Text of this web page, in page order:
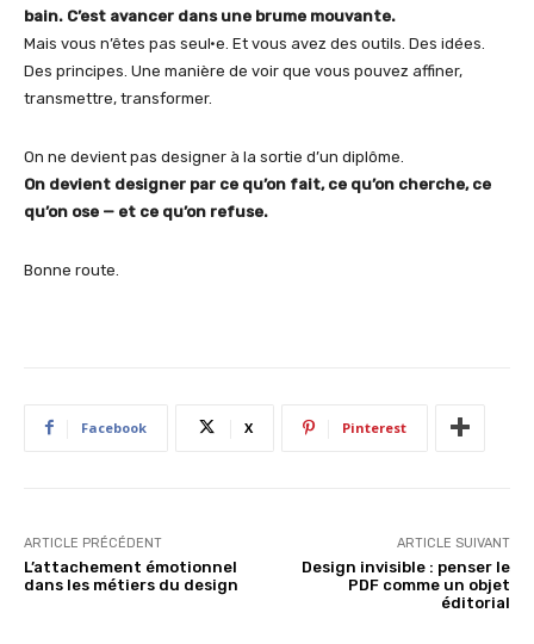
bain. C’est avancer dans une brume mouvante.
Mais vous n’êtes pas seul·e. Et vous avez des outils. Des idées.
Des principes. Une manière de voir que vous pouvez affiner,
transmettre, transformer.
On ne devient pas designer à la sortie d’un diplôme.
On devient designer par ce qu’on fait, ce qu’on cherche, ce
qu’on ose — et ce qu’on refuse.
Bonne route.
Facebook X Pinterest
ARTICLE PRÉCÉDENT
L’attachement émotionnel
dans les métiers du design
ARTICLE SUIVANT
Design invisible : penser le
PDF comme un objet
éditorial